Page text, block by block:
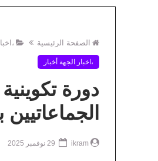
الصفحة الرئيسية
،اخبار الجهة أخبار
دورة
ikram